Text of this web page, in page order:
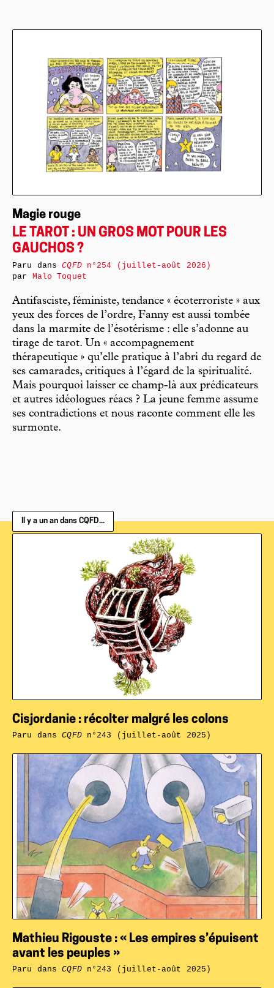
Magie rouge
LE TAROT : UN GROS MOT POUR LES
GAUCHOS ?
Paru dansCQFDn°254 (juillet-août 2026)
par Malo Toquet
Antifasciste, féministe, tendance « écoterroriste » aux
yeux des forces de l’ordre, Fanny est aussi tombée
dans la marmite de l’ésotérisme : elle s’adonne au
tirage de tarot. Un « accompagnement
thérapeutique » qu’elle pratique à l’abri du regard de
ses camarades, critiques à l’égard de la spiritualité.
Mais pourquoi laisser ce champ-là aux prédicateurs
et autres idéologues réacs ? La jeune femme assume
ses contradictions et nous raconte comment elle les
surmonte.
Il y a un an dans CQFD...
Cisjordanie : récolter malgré les colons
Paru dansCQFDn°243 (juillet-août 2025)
Mathieu Rigouste : « Les empires s’épuisent
avant les peuples »
Paru dansCQFDn°243 (juillet-août 2025)